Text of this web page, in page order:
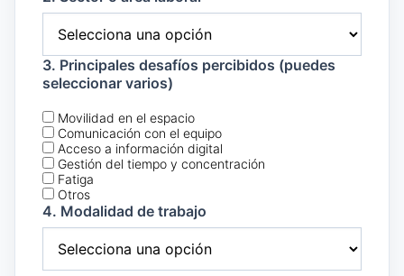
3. Principales desafíos percibidos (puedes
seleccionar varios)
Movilidad en el espacio
Comunicación con el equipo
Acceso a información digital
Gestión del tiempo y concentración
Fatiga
Otros
4. Modalidad de trabajo